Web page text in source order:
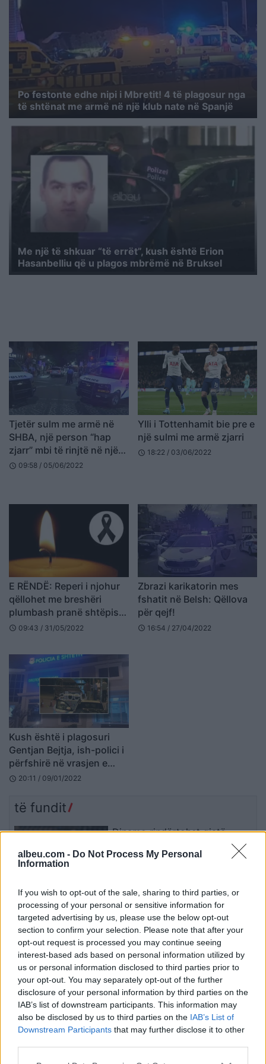
albeu.com - Do Not Process My Personal
Information
If you wish to opt-out of the sale, sharing to third parties, or
processing of your personal or sensitive information for
targeted advertising by us, please use the below opt-out
section to confirm your selection. Please note that after your
opt-out request is processed you may continue seeing
interest-based ads based on personal information utilized by
us or personal information disclosed to third parties prior to
your opt-out. You may separately opt-out of the further
disclosure of your personal information by third parties on the
IAB’s list of downstream participants. This information may
also be disclosed by us to third parties on the IAB’s List of
Downstream Participants that may further disclose it to other
Po festonte edhe nipi i Mbretit! 4 të plagosur nga
të shtënat me armë në një klub nate në Spanjë
Me një të shkuar “të errët”, kush është Erion
Hasanbelliu që u plagos mbrëmë në Bruksel
Tjetër sulm me armë në
SHBA, një person “hap
zjarr” mbi të rinjtë në një
lokal dhe lë 3 të vdekur e
schedule 09:58 / 05/06/2022
Ylli i Tottenhamit bie pre e
një sulmi me armë zjarri
schedule 18:22 / 03/06/2022
E RËNDË: Reperi i njohur
qëllohet me breshëri
plumbash pranë shtëpisë,
ndërron jetë në spital
schedule 09:43 / 31/05/2022
Zbrazi karikatorin mes
fshatit në Belsh: Qëllova
për qejf!
schedule 16:54 / 27/04/2022
Kush është i plagosuri
Gentjan Bejtja, ish-polici i
përfshirë në vrasjen e
komisar Lamajt
schedule 20:11 / 09/01/2022
të fundit
Dinamo rindërtohet gjatë
verës, afrimet dhe largimet që
kanë formësuar ekipin e Dajës
Real Madridi shqyrton tre yje
të mesfushës pas dështimit me
Rodrin
Horoskopi 8 Gusht 2026/
Çfarë kanë rezervuar yjet për
secilën shenjë?
merkato, arrin akord për